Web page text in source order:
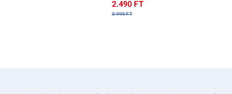
2.490 FT
3.990 FT